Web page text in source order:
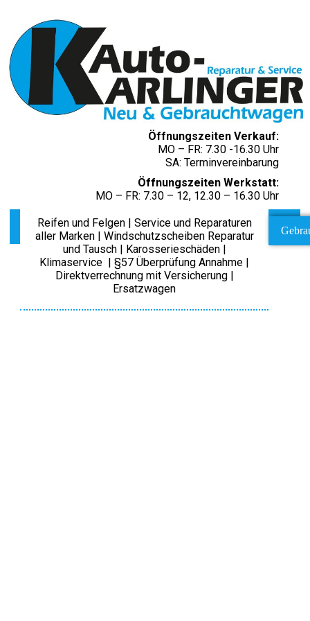
Öffnungszeiten Verkauf:
MO – FR: 7.30 -16.30 Uhr
SA: Terminvereinbarung
Öffnungszeiten Werkstatt:
MO – FR: 7.30 – 12, 12.30 – 16.30 Uhr
Reifen und Felgen | Service und Reparaturen
aller Marken | Windschutzscheiben Reparatur
und Tausch | Karosserieschäden |
Klimaservice | §57 Überprüfung Annahme |
Direktverrechnung mit Versicherung |
Ersatzwagen